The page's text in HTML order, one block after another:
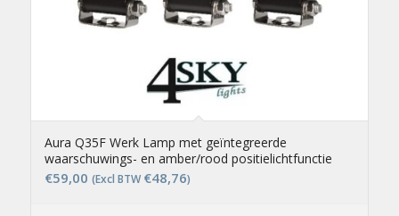
Aura Q35F Werk Lamp met geïntegreerde
waarschuwings- en amber/rood positielichtfunctie
€59,00 (Excl BTW €48,76)